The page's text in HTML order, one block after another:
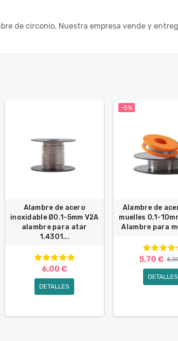
de circonio. Nuestra empresa vende y
Alambre de acero
inoxidable Ø0.1-5mm V2A
alambre para atar
1.4301...
6,00 €
DETALLES
-5%
Alambre de
muelles 0,1-
Alambre para
5,70 €
DETALLES